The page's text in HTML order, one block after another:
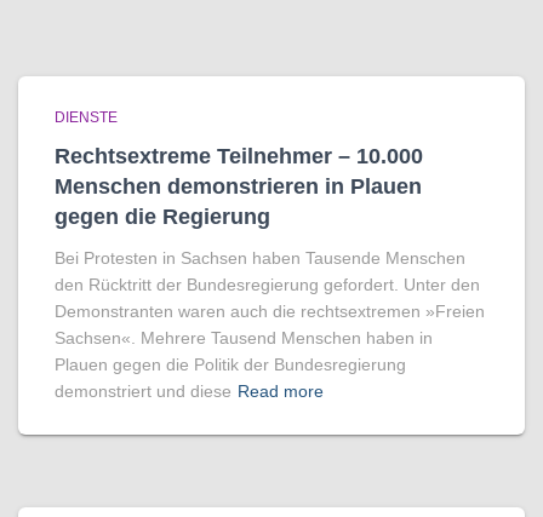
DIENSTE
Rechtsextreme Teilnehmer – 10.000
Menschen demonstrieren in Plauen
gegen die Regierung
Bei Protesten in Sachsen haben Tausende Menschen
den Rücktritt der Bundesregierung gefordert. Unter den
Demonstranten waren auch die rechtsextremen »Freien
Sachsen«. Mehrere Tausend Menschen haben in
Plauen gegen die Politik der Bundesregierung
demonstriert und diese Read more